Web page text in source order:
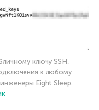
ключу SSH,
к любому
Eight Sleep.